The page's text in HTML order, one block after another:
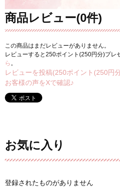
商品レビュー(0件)
この商品はまだレビューがありません。
レビューすると250ポイント(250円分)プレ
ら 。
レビューを投稿(250ポイント(250円
お客様の声をXで確認♪
お気に入り
登録されたものがありません